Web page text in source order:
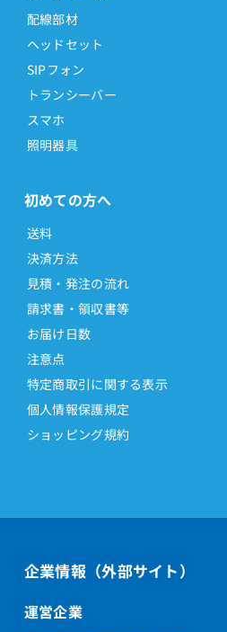
配線部材
ヘッドセット
SIPフォン
トランシーバー
スマホ
照明器具
初めての方へ
送料
決済方法
見積・発注の流れ
請求書・領収書等
お届け日数
注意点
特定商取引に関する表示
個人情報保護規定
ショッピング規約
企業情報（外部サイト）
運営企業